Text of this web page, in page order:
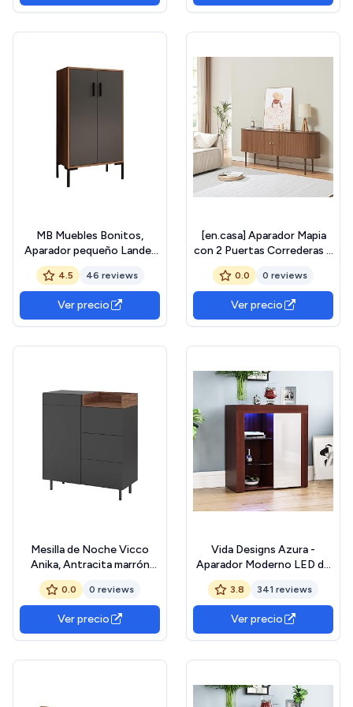
MB Muebles Bonitos,
Aparador pequeño Lander
L17 para Salón Moderno,
Armario Auxiliar, Color
Nogal Ambar y Gris,
60x110,5x30 cm
4.5 46 reviews
Ver precio
[en.casa] Aparador Mapia
con 2 Puertas Correderas y
4 Compartimentos
Cerrados Armario
Multiusos Mueble de TV
Tablero en Forma Ovalada
Aglomerado 166 x 40 x 70
0.0 0 reviews
Ver precio
Mesilla de Noche Vicco
Anika, Antracita marrón
Nogal con 2 cajones
0.0 0 reviews
Ver precio
Vida Designs Azura -
Aparador Moderno LED de
1 Puerta en Nogal y Blanco,
Luces RGB (Opciones de
desvanecimiento/
Incluidas), Estilo Mate de
Madera con características
3.8 341 reviews
Ver precio